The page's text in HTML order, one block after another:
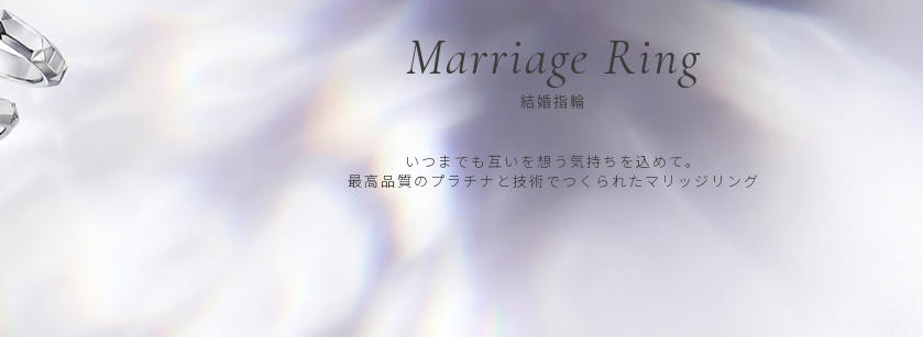
Marriage Ring
結婚指輪
いつまでも互いを想う気持ちを込めて。
最高品質のプラチナと技術でつくられたマリッジリング